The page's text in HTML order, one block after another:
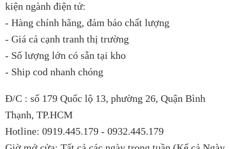
kiện ngành điện tử:
- Hàng chính hãng, đảm bảo chất lượng
- Giá cả cạnh tranh thị trường
- Số lượng lớn có sẵn tại kho
- Ship cod nhanh chóng
Đ/C : số 179 Quốc lộ 13, phường 26, Quận Bình
Thạnh, TP.HCM
Hotline: 0919.445.179 - 0932.445.179